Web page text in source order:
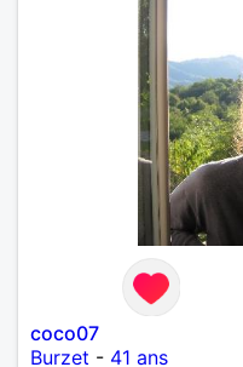
coco07
Burzet - 41 ans